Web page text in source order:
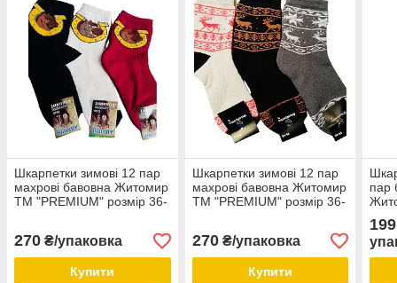
Шкарпетки зимові 12 пар
махрові бавовна Житомир
ТМ "PREMIUM" розмір 36-
270 ₴/упаковка
Купити
Шкарпетки зимові 12 пар
махрові бавовна Житомир
ТМ "PREMIUM" розмір 36-
270₴/упаковка
Купити
пар